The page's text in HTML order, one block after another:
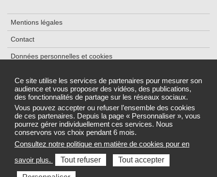
Ce site utilise les services de partenaires pour mesurer son
audience et vous proposer des vidéos, des publications,
des fonctionnalités de partage sur les réseaux sociaux.
Vous pouvez accepter ou refuser l’ensemble des cookies
de ces partenaires. Depuis la page « Personnaliser », vous
pourrez gérer individuellement ces services. Nous
conservons vos choix pendant 6 mois.
Consultez notre politique en matière de cookies pour en
savoir plus.
Tout refuser Tout accepter
Mentions légales
Contact
Données personnelles et cookies
Accessibilité : partiellement conforme
Gestion des cookies
Sélectionnez une région pour accéder au site de votre Agence
régionale de santé